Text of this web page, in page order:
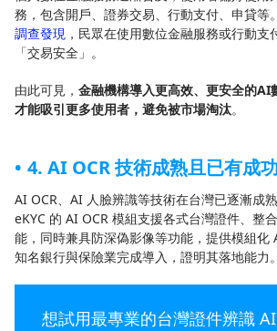
務，包含開戶、證券交易、行動支付、申貸等
調查發現 ，民眾在使用數位金融服務或行動支
「交易安全」。
由此可見，金融機構導入更高效、更安全的AI
才能吸引更多使用者，避免被市場淘汰。
4. AI OCR 技術成熟且已有成
AI OCR、AI 人臉辨識等技術在台灣已逐漸成
eKYC 的 AI OCR 模組支援各式台灣證件、整
能，同時兼具防深偽影像等功能，提供模組化
知名銀行與保險業完成導入，證明其落地能力。
想試用最專業的台灣證件辨識 AI